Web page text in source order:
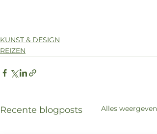
KUNST & DESIGN
REIZEN
Recente blogposts Alles weergeven